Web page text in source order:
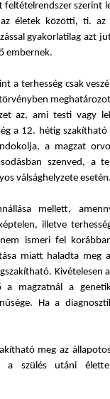
szerint
életek közötti, ti. az
gyakorlatilag azt
embernek.
a terhesség csak
az, ami testi vagy
a 12. hétig
a magzat
szenved, a
válsághelyzete esetén.
mellett,
illetve
ismeri fel
miatt haladta meg
Kivételesen
magzatnál a
Ha a
meg az
szülés utáni élettel